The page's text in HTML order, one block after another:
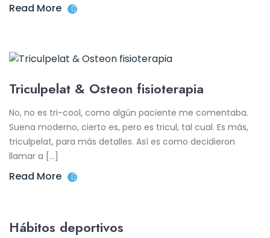
Read More
Triculpelat & Osteon fisioterapia
No, no es tri-cool, como algún paciente me comentaba.
Suena moderno, cierto es, pero es tricul, tal cual. Es más,
triculpelat, para más detalles. Así es como decidieron
llamar a […]
Read More
Hábitos deportivos